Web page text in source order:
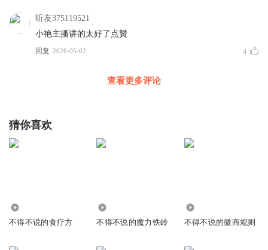
听友375119521
小艳主播讲的太好了点贊
回复 2026-05-02 4
查看更多评论
猜你喜欢
不得不说的食疗方 不得不说的魔力铁岭 不得不说的微商规则